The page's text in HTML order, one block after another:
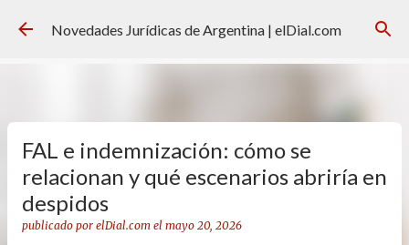
Ir al contenido principal
Novedades Jurídicas de Argentina | elDial.com
FAL e indemnización: cómo se
relacionan y qué escenarios abriría en
despidos
publicado por elDial.com el mayo 20, 2026